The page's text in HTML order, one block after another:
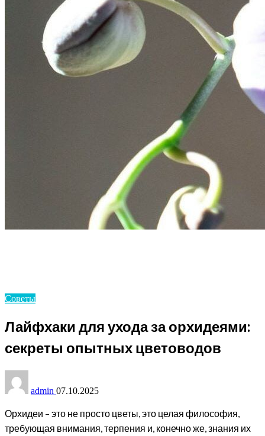
Советы
Лайфхаки для ухода за орхидеями:
секреты опытных цветоводов
admin 07.10.2025
Орхидеи – это не просто цветы, это целая философия,
требующая внимания, терпения и, конечно же, знания их